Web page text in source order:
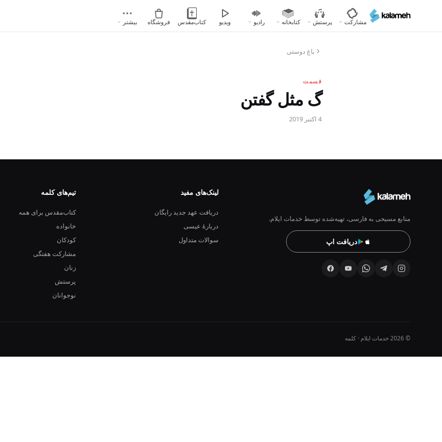
محتوای
مشارکت پرستش کتابخانه رادیو ویدیو کتاب‌مقدس فروشگاه بیشتر
باغ دوستی
قسمت
گ مثل گفتن
4 اکتبر 2019
منابع مسیحی به فارسی، تهیه‌شده توسط خدمات ایلام.
دریافت اپ
لینک‌های مفید
دریافت عهد جدید رایگان
دربارهٔ عیسی
سوالات متداول
تیم‌های کلمه
کتاب‌مقدس برای همه
خانواده
کودکان
مشارکت هفتگی
زنان
پرستش
نوجوانان
© 2026 خدمات ایلام · کلمه